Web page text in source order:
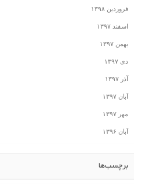
فروردین ۱۳۹۸
اسفند ۱۳۹۷
بهمن ۱۳۹۷
دی ۱۳۹۷
آذر ۱۳۹۷
آبان ۱۳۹۷
مهر ۱۳۹۷
آبان ۱۳۹۶
برچسب‌ها